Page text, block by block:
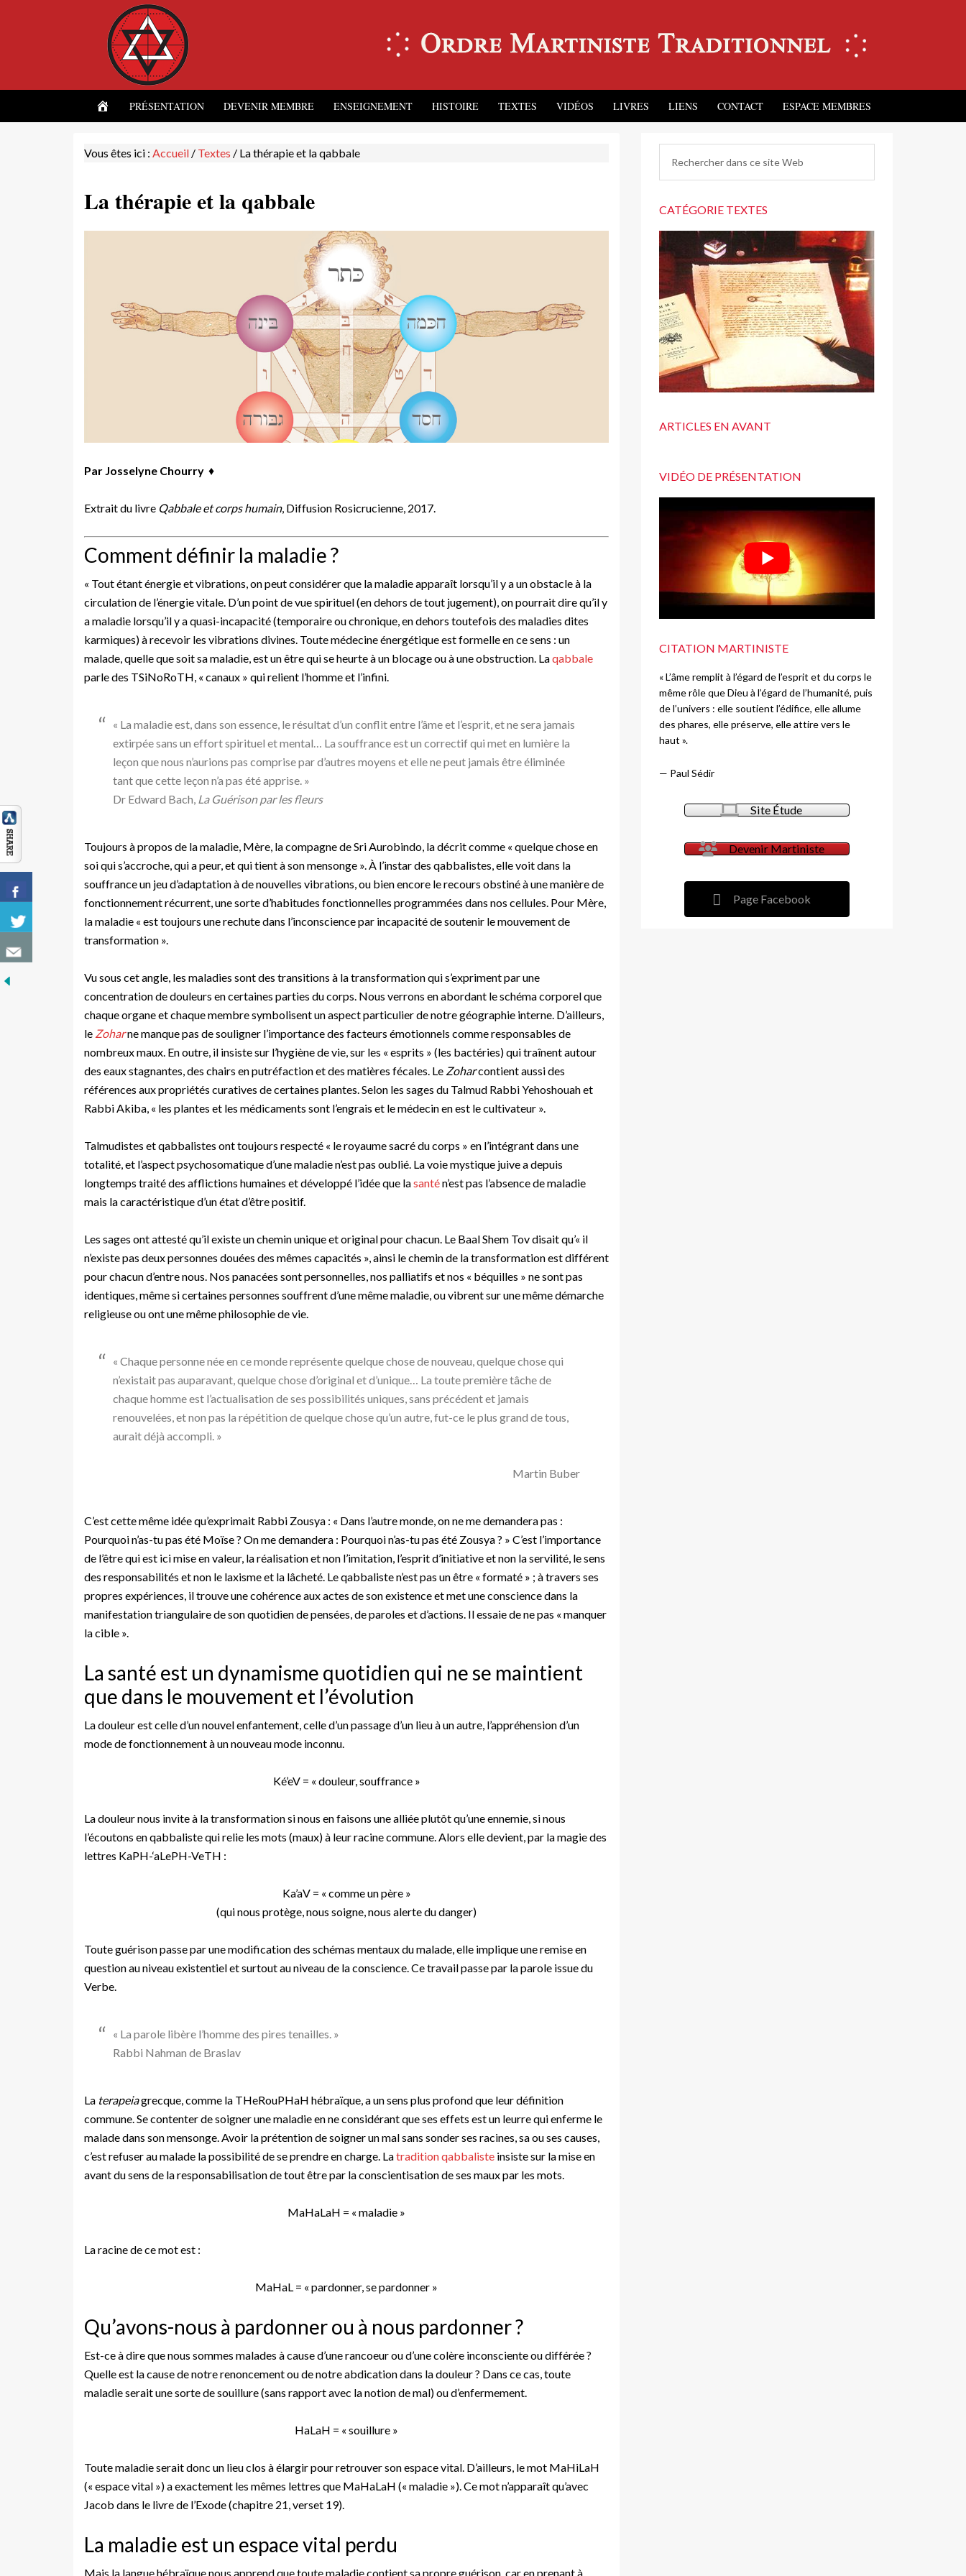
ACCUEIL
PRÉSENTATION DEVENIR MEMBRE ENSEIGNEMENT HISTOIRE TEXTES VIDÉOS LIVRES LIENS CONTACT ESPACE MEMBRES
Vous êtes ici : Accueil / Textes / La thérapie et la qabbale
La thérapie et la qabbale
Par Josselyne Chourry ♦
Extrait du livre Qabbale et corps humain, Diffusion Rosicrucienne, 2017.
Comment définir la maladie ?
« Tout étant énergie et vibrations, on peut considérer que la maladie apparaît lorsqu’il y a un obstacle à la
circulation de l’énergie vitale. D’un point de vue spirituel (en dehors de tout jugement), on pourrait dire qu’il y
a maladie lorsqu’il y a quasi-incapacité (temporaire ou chronique, en dehors toutefois des maladies dites
karmiques) à recevoir les vibrations divines. Toute médecine énergétique est formelle en ce sens : un
malade, quelle que soit sa maladie, est un être qui se heurte à un blocage ou à une obstruction. Laqabbale
parle des TSiNoRoTH, « canaux » qui relient l’homme et l’infini.
« La maladie est, dans son essence, le résultat d’un conflit entre l’âme et l’esprit, et ne sera jamais
extirpée sans un effort spirituel et mental… La souffrance est un correctif qui met en lumière la
leçon que nous n’aurions pas comprise par d’autres moyens et elle ne peut jamais être éliminée
tant que cette leçon n’a pas été apprise. »
Dr Edward Bach, La Guérison par les fleurs
Toujours à propos de la maladie, Mère, la compagne de Sri Aurobindo, la décrit comme « quelque chose en
soi qui s’accroche, qui a peur, et qui tient à son mensonge ». À l’instar des qabbalistes, elle voit dans la
souffrance un jeu d’adaptation à de nouvelles vibrations, ou bien encore le recours obstiné à une manière de
fonctionnement récurrent, une sorte d’habitudes fonctionnelles programmées dans nos cellules. Pour Mère,
la maladie « est toujours une rechute dans l’inconscience par incapacité de soutenir le mouvement de
transformation ».
Vu sous cet angle, les maladies sont des transitions à la transformation qui s’expriment par une
concentration de douleurs en certaines parties du corps. Nous verrons en abordant le schéma corporel que
chaque organe et chaque membre symbolisent un aspect particulier de notre géographie interne. D’ailleurs,
le Zoharne manque pas de souligner l’importance des facteurs émotionnels comme responsables de
nombreux maux. En outre, il insiste sur l’hygiène de vie, sur les « esprits » (les bactéries) qui traînent autour
des eaux stagnantes, des chairs en putréfaction et des matières fécales. Le Zoharcontient aussi des
références aux propriétés curatives de certaines plantes. Selon les sages du Talmud Rabbi Yehoshouah et
Rabbi Akiba, « les plantes et les médicaments sont l’engrais et le médecin en est le cultivateur ».
Talmudistes et qabbalistes ont toujours respecté « le royaume sacré du corps » en l’intégrant dans une
totalité, et l’aspect psychosomatique d’une maladie n’est pas oublié. La voie mystique juive a depuis
longtemps traité des afflictions humaines et développé l’idée que lasantén’est pas l’absence de maladie
mais la caractéristique d’un état d’être positif.
Les sages ont attesté qu’il existe un chemin unique et original pour chacun. Le Baal Shem Tov disait qu’« il
n’existe pas deux personnes douées des mêmes capacités », ainsi le chemin de la transformation est différent
pour chacun d’entre nous. Nos panacées sont personnelles, nos palliatifs et nos « béquilles » ne sont pas
identiques, même si certaines personnes souffrent d’une même maladie, ou vibrent sur une même démarche
religieuse ou ont une même philosophie de vie.
« Chaque personne née en ce monde représente quelque chose de nouveau, quelque chose qui
n’existait pas auparavant, quelque chose d’original et d’unique… La toute première tâche de
chaque homme est l’actualisation de ses possibilités uniques, sans précédent et jamais
renouvelées, et non pas la répétition de quelque chose qu’un autre, fut-ce le plus grand de tous,
aurait déjà accompli. »
Martin Buber
C’est cette même idée qu’exprimait Rabbi Zousya : « Dans l’autre monde, on ne me demandera pas :
Pourquoi n’as-tu pas été Moïse ? On me demandera : Pourquoi n’as-tu pas été Zousya ? » C’est l’importance
de l’être qui est ici mise en valeur, la réalisation et non l’imitation, l’esprit d’initiative et non la servilité, le sens
des responsabilités et non le laxisme et la lâcheté. Le qabbaliste n’est pas un être « formaté » ; à travers ses
propres expériences, il trouve une cohérence aux actes de son existence et met une conscience dans la
manifestation triangulaire de son quotidien de pensées, de paroles et d’actions. Il essaie de ne pas « manquer
la cible ».
La santé est un dynamisme quotidien qui ne se maintient
que dans le mouvement et l’évolution
La douleur est celle d’un nouvel enfantement, celle d’un passage d’un lieu à un autre, l’appréhension d’un
mode de fonctionnement à un nouveau mode inconnu.
Ké’eV = « douleur, souffrance »
La douleur nous invite à la transformation si nous en faisons une alliée plutôt qu’une ennemie, si nous
l’écoutons en qabbaliste qui relie les mots (maux) à leur racine commune. Alors elle devient, par la magie des
lettres KaPH-‘aLePH-VeTH :
Ka’aV = « comme un père »
(qui nous protège, nous soigne, nous alerte du danger)
Toute guérison passe par une modification des schémas mentaux du malade, elle implique une remise en
question au niveau existentiel et surtout au niveau de la conscience. Ce travail passe par la parole issue du
Verbe.
« La parole libère l’homme des pires tenailles. »
Rabbi Nahman de Braslav
La terapeiagrecque, comme la THeRouPHaH hébraïque, a un sens plus profond que leur définition
commune. Se contenter de soigner une maladie en ne considérant que ses effets est un leurre qui enferme le
malade dans son mensonge. Avoir la prétention de soigner un mal sans sonder ses racines, sa ou ses causes,
c’est refuser au malade la possibilité de se prendre en charge. Latradition qabbaliste insiste sur la mise en
avant du sens de la responsabilisation de tout être par la conscientisation de ses maux par les mots.
MaHaLaH = « maladie »
La racine de ce mot est :
MaHaL = « pardonner, se pardonner »
Qu’avons-nous à pardonner ou à nous pardonner ?
Est-ce à dire que nous sommes malades à cause d’une rancoeur ou d’une colère inconsciente ou différée ?
Quelle est la cause de notre renoncement ou de notre abdication dans la douleur ? Dans ce cas, toute
maladie serait une sorte de souillure (sans rapport avec la notion de mal) ou d’enfermement.
HaLaH = « souillure »
Toute maladie serait donc un lieu clos à élargir pour retrouver son espace vital. D’ailleurs, le mot MaHiLaH
(« espace vital ») a exactement les mêmes lettres que MaHaLaH (« maladie »). Ce mot n’apparaît qu’avec
Jacob dans le livre de l’Exode (chapitre 21, verset 19).
La maladie est un espace vital perdu
Mais la langue hébraïque nous apprend que toute maladie contient sa propre guérison, car en prenant à
CATÉGORIE TEXTES
ARTICLES EN AVANT
VIDÉO DE PRÉSENTATION
CITATION MARTINISTE
« L’âme remplit à l’égard de l’esprit et du corps le
même rôle que Dieu à l’égard de l’humanité, puis
de l’univers : elle soutient l’édifice, elle allume
des phares, elle préserve, elle attire vers le
haut ».
— Paul Sédir
Site Étude
Devenir Martiniste
Page Facebook